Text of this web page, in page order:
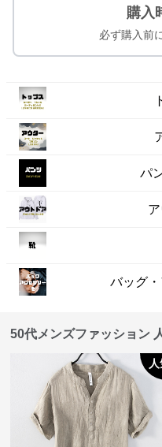
購入
必ず購入前
パ
バッグ
50代メンズファッション